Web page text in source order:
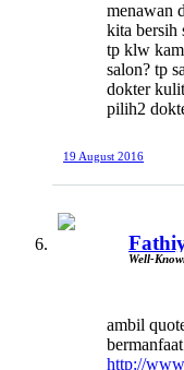
menawan
kita bersih
tp klw
salon? tp
dokter
pilih2
19 August 2016
Well-
ambil
http://